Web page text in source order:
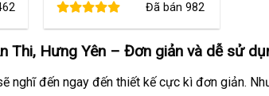
₫.
tại
580,000 ₫.
Đã bán 982
Thi, Hưng Yên – Đơn giản và dễ sử
nghĩ đến ngay đến thiết kế cực kì đơn giản.